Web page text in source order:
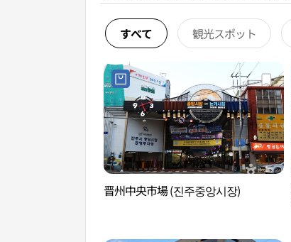
すべて 観光スポット
晋州中央市場 (진주중앙시장)